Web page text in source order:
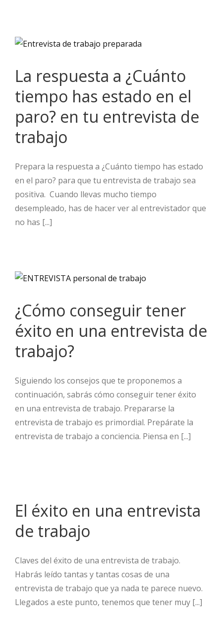
La respuesta a ¿Cuánto
tiempo has estado en el
paro? en tu entrevista de
trabajo
Prepara la respuesta a ¿Cuánto tiempo has estado
en el paro? para que tu entrevista de trabajo sea
positiva. Cuando llevas mucho tiempo
desempleado, has de hacer ver al entrevistador que
no has [...]
¿Cómo conseguir tener
éxito en una entrevista de
trabajo?
Siguiendo los consejos que te proponemos a
continuación, sabrás cómo conseguir tener éxito
en una entrevista de trabajo. Prepararse la
entrevista de trabajo es primordial. Prepárate la
entrevista de trabajo a conciencia. Piensa en [...]
El éxito en una entrevista
de trabajo
Claves del éxito de una entrevista de trabajo.
Habrás leído tantas y tantas cosas de una
entrevista de trabajo que ya nada te parece nuevo.
Llegados a este punto, tenemos que tener muy [...]